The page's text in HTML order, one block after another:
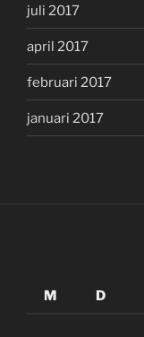
juli 2017
april 2017
februari 2017
januari 2017
M
D